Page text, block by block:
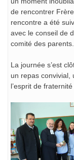
de rencontrer
rencontre a été
avec le conseil de
comité des parents.
La journée s’est
un repas convivial,
l’esprit de